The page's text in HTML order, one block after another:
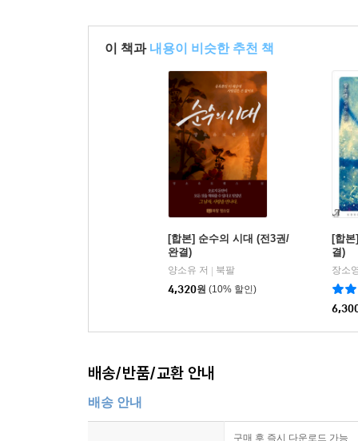
이 책과 내용이 비슷한 추천 책
[합본] 순수의 시대 (전3권/
완결)
양소유 저
북팔
4,320원 (10% 할인)
[합
결)
장소
배송/반품/교환 안내
배송 안내
구매 후 즉시 다운로드 가능